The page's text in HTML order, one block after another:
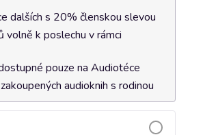
dalších s 20% členskou slevou
k poslechu v rámci
pouze na Audiotéce
audioknih s rodinou